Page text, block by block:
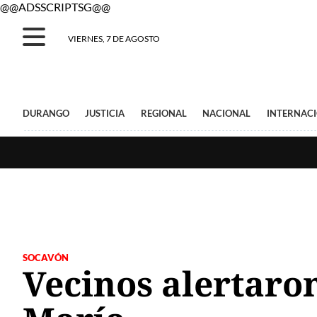
@@ADSSCRIPTSG@@
VIERNES, 7 DE AGOSTO
DURANGO JUSTICIA REGIONAL NACIONAL
SOCAVÓN
Vecinos